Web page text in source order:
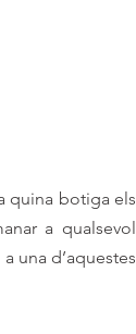
quina botiga els
a qualsevol
una d’aquestes